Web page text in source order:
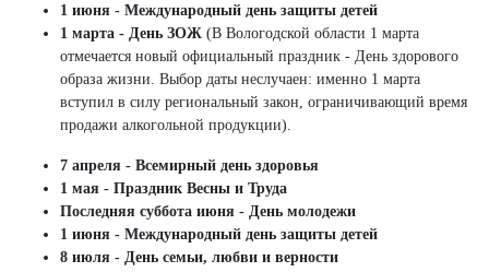
1 июня - Международный день защиты детей
1 марта - День ЗОЖ (В Вологодской области 1 марта
отмечается новый официальный праздник - День здорового
образа жизни. Выбор даты неслучаен: именно 1 марта
вступил в силу региональный закон, ограничивающий время
продажи алкогольной продукции).
7 апреля - Всемирный день здоровья
1 мая - Праздник Весны и Труда
Последняя суббота июня - День молодежи
1 июня - Международный день защиты детей
8 июля - День семьи, любви и верности